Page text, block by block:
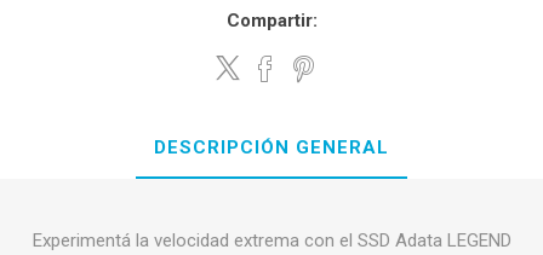
Compartir:
DESCRIPCIÓN GENERAL
Experimentá la velocidad extrema con el SSD Adata LEGEND